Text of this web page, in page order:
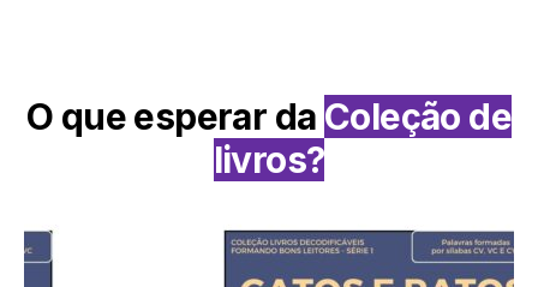
O que esperar da Coleção de
livros?